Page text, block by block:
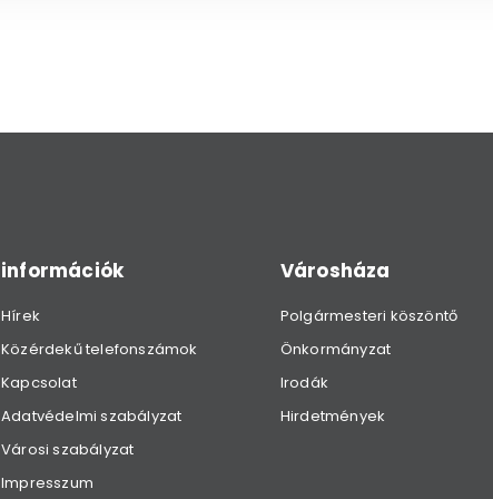
információk
Hírek
Közérdekű telefonszámok
Kapcsolat
Adatvédelmi szabályzat
Városi szabályzat
Impresszum
Városháza
Polgármesteri köszöntő
Önkormányzat
Irodák
Hirdetmények